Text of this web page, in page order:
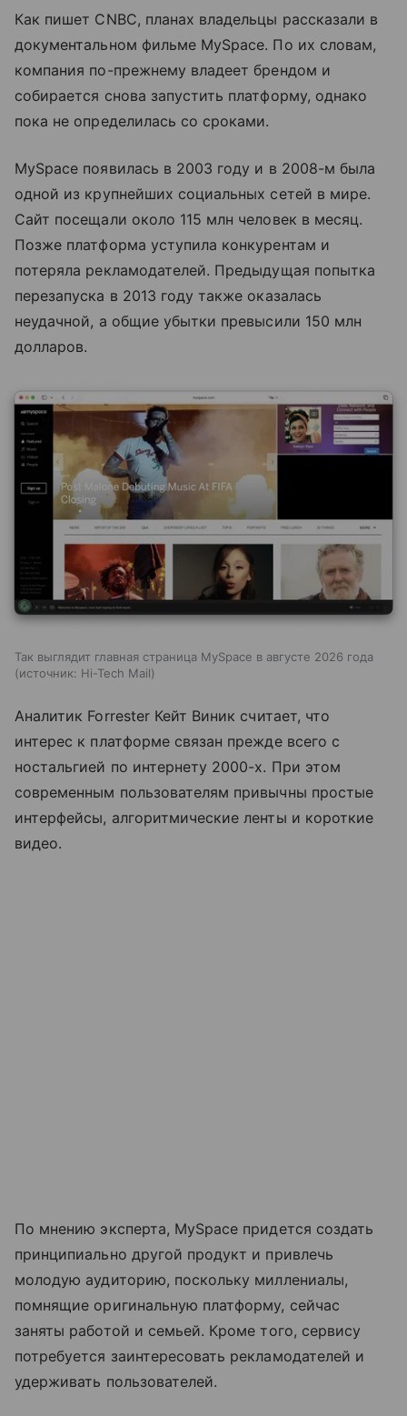
Как пишет CNBC, планах владельцы рассказали в
документальном фильме MySpace. По их словам,
компания по-прежнему владеет брендом и
собирается снова запустить платформу, однако
пока не определилась со сроками.
MySpace появилась в 2003 году и в 2008-м была
одной из крупнейших социальных сетей в мире.
Сайт посещали около 115 млн человек в месяц.
Позже платформа уступила конкурентам и
потеряла рекламодателей. Предыдущая попытка
перезапуска в 2013 году также оказалась
неудачной, а общие убытки превысили 150 млн
долларов.
Так выглядит главная страница MySpace в августе 2026 года
источник: Hi-Tech Mail
Аналитик Forrester Кейт Виник считает, что
интерес к платформе связан прежде всего с
ностальгией по интернету 2000-х. При этом
современным пользователям привычны простые
интерфейсы, алгоритмические ленты и короткие
видео.
По мнению эксперта, MySpace придется создать
принципиально другой продукт и привлечь
молодую аудиторию, поскольку миллениалы,
помнящие оригинальную платформу, сейчас
заняты работой и семьей. Кроме того, сервису
потребуется заинтересовать рекламодателей и
удерживать пользователей.